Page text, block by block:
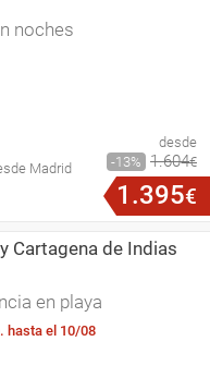
noches
Madrid
desde
13
1.604€
1 .395€
Cartagena de Indias
en playa
hasta el 10/08